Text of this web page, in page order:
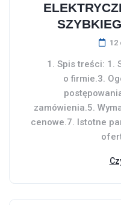
12
1. Spis treści: 1.
o firmie.3.
zamówienia.5.
cenowe.7. Istotne